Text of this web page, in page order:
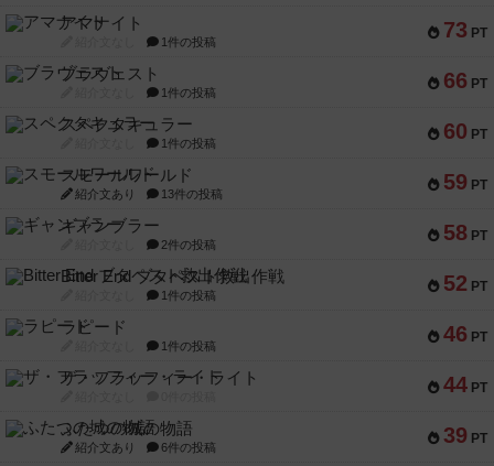
73 PT
アマナイト
1件の投稿
66 PT
ブラヴェスト
1件の投稿
60 PT
スペクタキュラー
1件の投稿
59 PT
スモールワールド
紹介文あり 13件の投稿
58 PT
ギャンブラー
2件の投稿
52 PT
Bitter End ブタペスト救出作戦
1件の投稿
46 PT
ラピード
1件の投稿
44 PT
ザ・フラッフィー・ライト
39 PT
ふたつの城の物語
紹介文あり 6件の投稿